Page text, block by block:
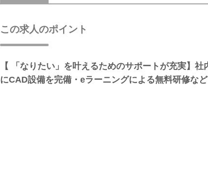
この求人のポイント
【 「なりたい」を叶えるためのサポートが充実】社
にCAD設備を完備・eラーニングによる無料研修など